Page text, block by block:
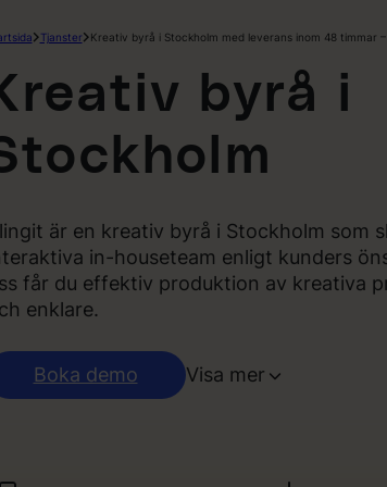
Tjanster Kreativ byrå i Stockholm med leverans inom 48 timmar –
byrå i
är en kreativ byrå i Stockholm som
in-houseteam enligt kunders
får du effektiv produktion av kreativa
enklare.
Boka demo Visa mer